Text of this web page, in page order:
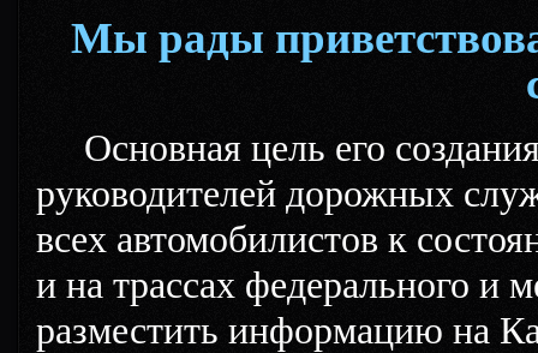
Мы рады
Основная цель его
руководителей дорожных
всех автомобилистов к
и на трассах федерального и
разместить информацию на